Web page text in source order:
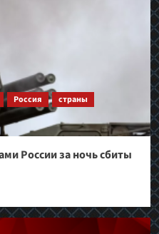
Россия
страны
России за ночь сбиты